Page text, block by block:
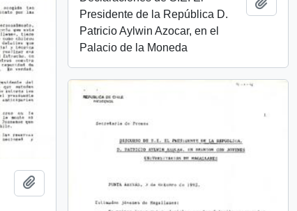
Presidente de la República D.
Patricio Aylwin Azocar, en el
Palacio de la Moneda
Añadir al portapapeles